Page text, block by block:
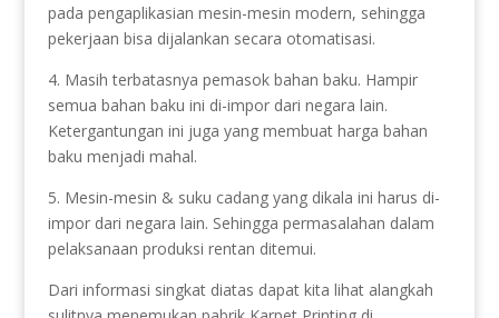
pada pengaplikasian mesin-mesin modern, sehingga
pekerjaan bisa dijalankan secara otomatisasi.
4. Masih terbatasnya pemasok bahan baku. Hampir
semua bahan baku ini di-impor dari negara lain.
Ketergantungan ini juga yang membuat harga bahan
baku menjadi mahal.
5. Mesin-mesin & suku cadang yang dikala ini harus di-
impor dari negara lain. Sehingga permasalahan dalam
pelaksanaan produksi rentan ditemui.
Dari informasi singkat diatas dapat kita lihat alangkah